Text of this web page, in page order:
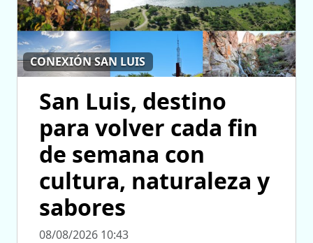
CONEXIÓN SAN LUIS
San Luis, destino
para volver cada fin
de semana con
cultura, naturaleza y
sabores
08/08/2026 10:43